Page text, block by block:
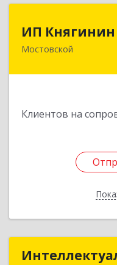
ИП Княгинин
Мостовской
Клиентов на
352570,